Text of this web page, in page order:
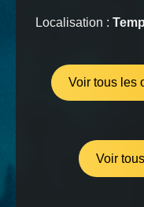
Localisation :
Voir tous les
Voir